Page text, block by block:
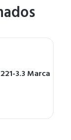
3.3 Marca